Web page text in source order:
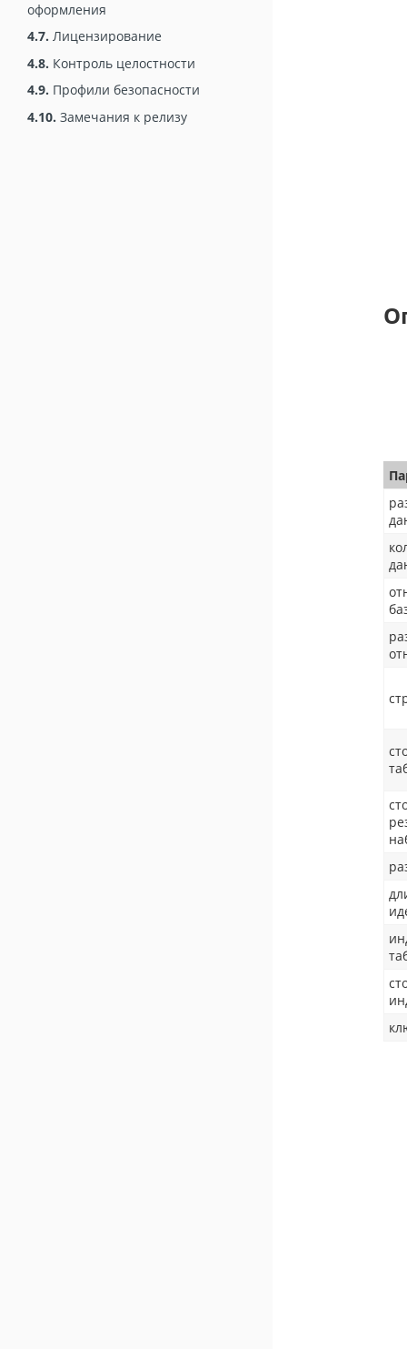
оформления
4.7. Лицензирование
4.8. Контроль целостности
4.9. Профили безопасности
4.10. Замечания к релизу